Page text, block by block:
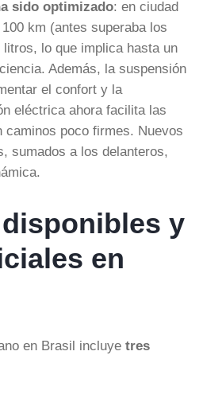
sido optimizado: en ciudad
km (antes superaba los
lo que implica hasta un
Además, la suspensión
el confort y la
eléctrica ahora facilita las
caminos poco firmes. Nuevos
sumados a los delanteros,
y
en
en Brasil incluye tres